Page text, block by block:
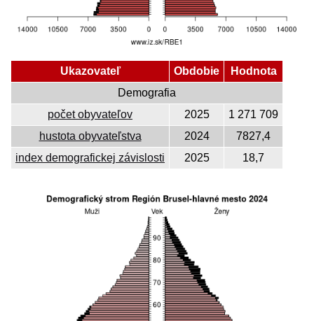
Ukazovateľ Obdobie
Hodnota
Demografia
počet obyvateľov
2025
1 271 709
hustota obyvateľstva
2024
7827,4
index demografickej závislosti
2025 18,7